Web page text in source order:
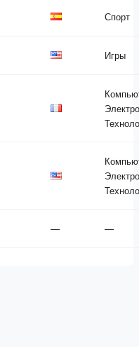
Спорт
Игры
— —